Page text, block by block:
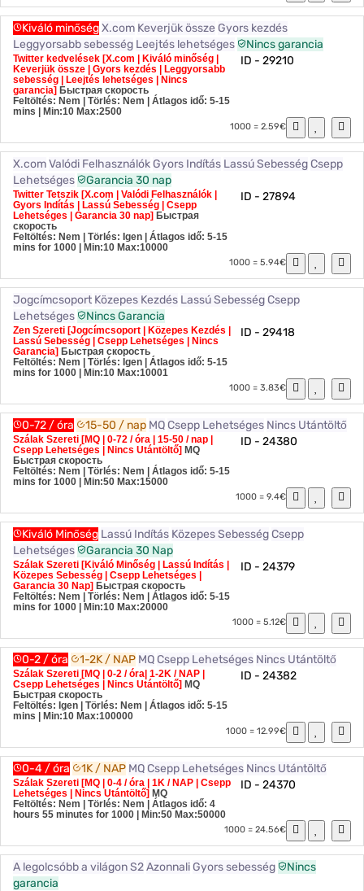
Kiváló minőségX.com Keverjük össze Gyors kezdés
Leggyorsabb sebesség Leejtés lehetséges Nincs garancia
Twitter kedvelések [X.com | Kiváló minőség |
Keverjük össze | Gyors kezdés | Leggyorsabb
sebesség | Leejtés lehetséges | Nincs
garancia] Быстрая скорость
Feltöltés: Nem | Törlés: Nem | Átlagos idő: 5-15
mins
| Min:10 Max:2500
ID - 29210
1000 = 2.59€
X.comValódi Felhasználók Gyors Indítás Lassú Sebesség Csepp
Lehetséges
Garancia 30 nap
Twitter Tetszik [X.com | Valódi Felhasználók |
Gyors Indítás | Lassú Sebesség | Csepp
Lehetséges | Garancia 30 nap] Быстрая
скорость
Feltöltés: Nem | Törlés: Igen | Átlagos idő: 5-15
mins for 1000
| Min:10 Max:10000
ID - 27894
1000 = 5.94€
Jogcímcsoport Közepes Kezdés Lassú Sebesség Csepp
Lehetséges
Nincs Garancia
Zen Szereti [Jogcímcsoport | Közepes Kezdés |
Lassú Sebesség | Csepp Lehetséges | Nincs
Garancia] Быстрая скорость
Feltöltés: Nem | Törlés: Igen | Átlagos idő: 5-15
mins for 1000
| Min:10 Max:10001
ID - 29418
1000 = 3.83€
0-72 / óra 15-50 / nap MQ Csepp Lehetséges Nincs Utántöltő
Szálak Szereti [MQ | 0-72 / óra | 15-50 / nap |
Csepp Lehetséges | Nincs Utántöltő] MQ
Быстрая скорость
Feltöltés: Nem | Törlés: Nem | Átlagos idő: 5-15
mins for 1000
| Min:50 Max:15000
ID - 24380
1000 = 9.4€
Kiváló Minőség Lassú Indítás Közepes Sebesség Csepp
Lehetséges
Garancia 30 Nap
Szálak Szereti [Kiváló Minőség | Lassú Indítás |
Közepes Sebesség | Csepp Lehetséges |
Garancia 30 Nap] Быстрая скорость
Feltöltés: Nem | Törlés: Nem | Átlagos idő: 5-15
mins for 1000
| Min:10 Max:20000
ID - 24379
1000 = 5.12€
0-2 / óra 1-2K / NAP MQ Csepp Lehetséges Nincs Utántöltő
Szálak Szereti [MQ | 0-2 / óra| 1-2K / NAP |
Csepp Lehetséges | Nincs Utántöltő] MQ
Быстрая скорость
Feltöltés: Igen | Törlés: Nem | Átlagos idő: 5-15
mins
| Min:10 Max:100000
ID - 24382
1000 = 12.99€
0-4 / óra 1K / NAP MQ Csepp Lehetséges Nincs Utántöltő
Szálak Szereti [MQ | 0-4 / óra | 1K / NAP | Csepp
Lehetséges | Nincs Utántöltő] MQ
Feltöltés: Nem | Törlés: Nem | Átlagos idő: 4
hours 55 minutes for 1000
| Min:50 Max:50000
ID - 24370
1000 = 24.56€
A legolcsóbb a világon S2Azonnali Gyors sebesség
Nincs
garancia